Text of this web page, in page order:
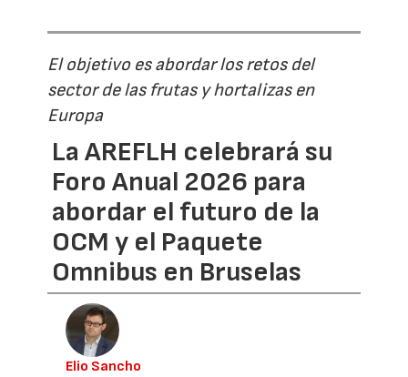
El objetivo es abordar los retos del
sector de las frutas y hortalizas en
Europa
La AREFLH celebrará su
Foro Anual 2026 para
abordar el futuro de la
OCM y el Paquete
Omnibus en Bruselas
Elio Sancho